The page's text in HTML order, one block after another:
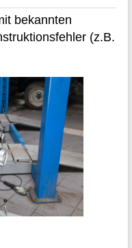
bekannten
(z.B.